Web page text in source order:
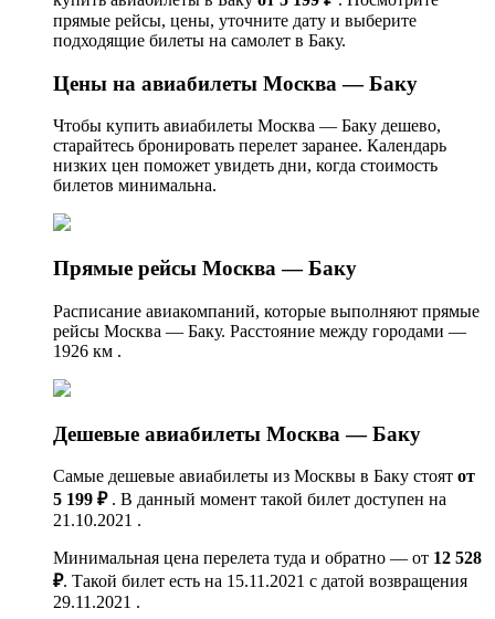
прямые рейсы, цены, уточните дату и выберите
подходящие билеты на самолет в Баку.
Цены на авиабилеты Москва — Баку
Чтобы купить авиабилеты Москва — Баку дешево,
старайтесь бронировать перелет заранее. Календарь
низких цен поможет увидеть дни, когда стоимость
билетов минимальна.
Прямые рейсы Москва — Баку
Расписание авиакомпаний, которые выполняют прямые
рейсы Москва — Баку. Расстояние между городами —
1926 км .
Дешевые авиабилеты Москва — Баку
Самые дешевые авиабилеты из Москвы в Баку стоят от
5 199 ₽. В данный момент такой билет доступен на
21.10.2021 .
Минимальная цена перелета туда и обратно — от 12 528
₽. Такой билет есть на 15.11.2021 с датой возвращения
29.11.2021 .